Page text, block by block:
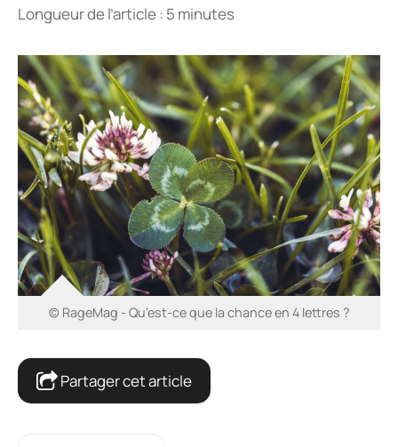
Longueur de l’article : 5 minutes
© RageMag - Qu’est-ce que la chance en 4 lettres ?
Partager cet article